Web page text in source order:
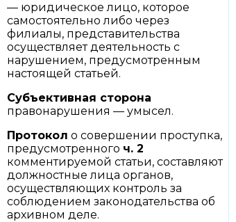
— юридическое лицо, которое
самостоятельно либо через
филиалы, представительства
осуществляет деятельность с
нарушением, предусмотренным
настоящей статьей.
Субъективная сторона
правонарушения — умысел.
Протокол о совершении проступка,
предусмотренного ч. 2
комментируемой статьи, составляют
должностные лица органов,
осуществляющих контроль за
соблюдением законодательства об
архивном деле.